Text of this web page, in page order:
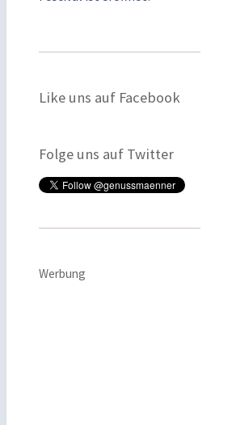
Like uns auf Facebook
Folge uns auf Twitter
Werbung